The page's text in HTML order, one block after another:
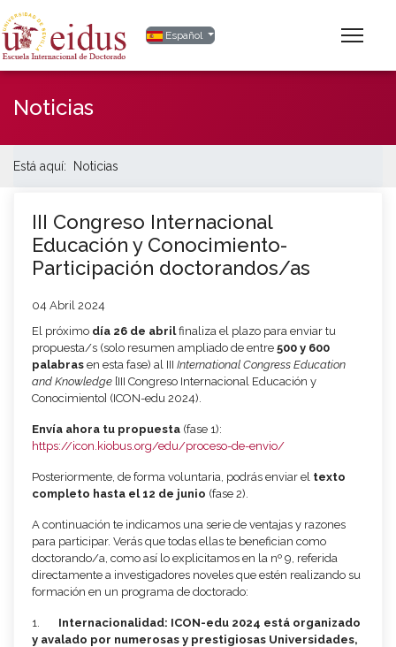
Seleccione su idioma
Español
Noticias
Está aquí: Noticias
III Congreso Internacional
Educación y Conocimiento-
Participación doctorandos/as
04 Abril 2024
El próximo día 26 de abrilfinaliza el plazo para enviar tu
propuesta/s (solo resumen ampliado de entre 500 y 600
palabras en esta fase) al III International Congress Education
and Knowledge [III Congreso Internacional Educación y
Conocimiento] (ICON-edu 2024).
Envía ahora tu propuesta (fase 1):
https://icon.kiobus.org/edu/proceso-de-envio/
Posteriormente, de forma voluntaria, podrás enviar el texto
completo hasta el 12 de junio (fase 2).
A continuación te indicamos una serie de ventajas y razones
para participar. Verás que todas ellas te benefician como
doctorando/a, como así lo explicitamos en la nº 9, referida
directamente a investigadores noveles que estén realizando su
formación en un programa de doctorado:
1. Internacionalidad: ICON-edu 2024 está organizado
y avalado por numerosas y prestigiosas Universidades,